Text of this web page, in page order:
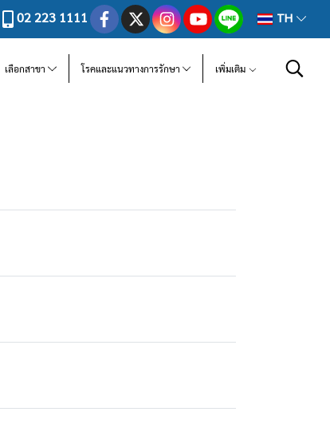
02 223 1111 TH
เลือกสาขา โรคและแนวทางการรักษา เพิ่มเติม